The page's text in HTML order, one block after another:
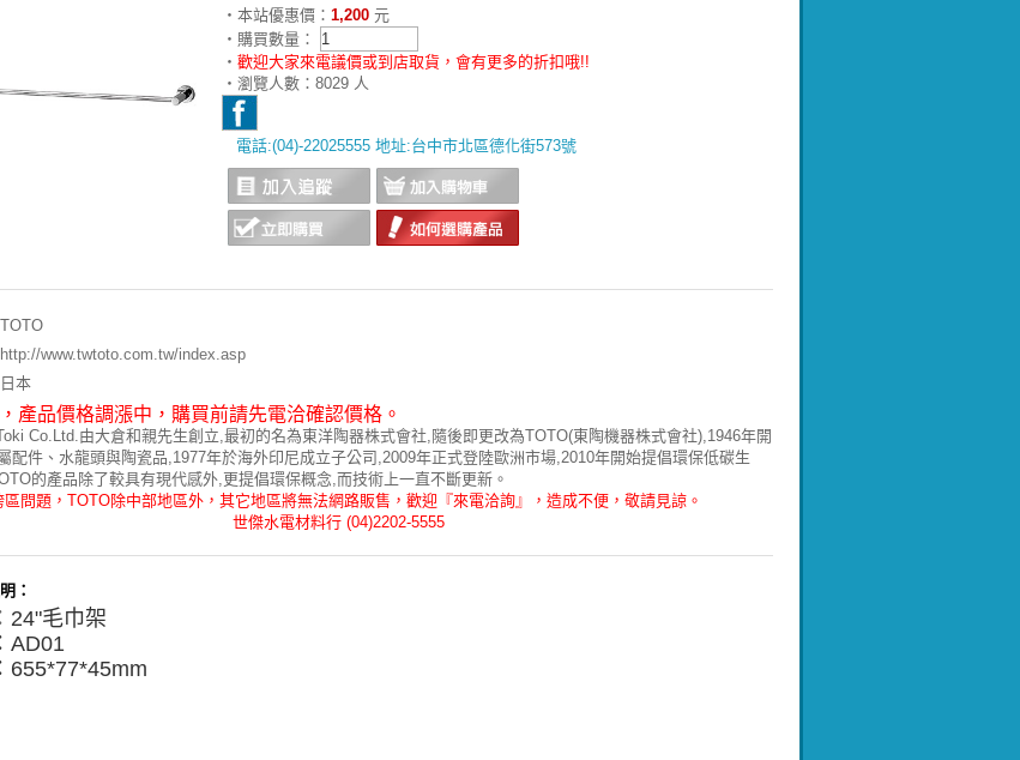
‧本站優惠價： 1,200 元
‧購買數量：
‧ 歡迎大家來電議價或到店取貨，會有更多的折扣哦!!
‧瀏覽人數：8029 人
電話:(04)-22025555 地址:台中市北區德化街573號
TOTO
http://www.twtoto.com.tw/index.asp
日本
產品價格調漲中，購買前請先電洽確認價格。
Co.Ltd.由大倉和親先生創立,最初的名為東洋陶器株式會社,隨後即更改為TOTO(東陶機器株式會社),1946年開
配件、水龍頭與陶瓷品,1977年於海外印尼成立子公司,2009年正式登陸歐洲市場,2010年開始提倡環保低碳生
的產品除了較具有現代感外,更提倡環保概念,而技術上一直不斷更新。
區問題，TOTO除中部地區外，其它地區將無法網路販售，歡迎『來電洽詢』，造成不便，敬請見諒。
世傑水電材料行 (04)2202-5555
：
24"毛巾架
AD01
655*77*45mm